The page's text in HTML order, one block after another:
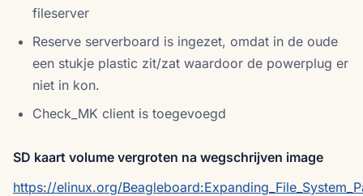
fileserver
Reserve serverboard is ingezet, omdat in de oude
een stukje plastic zit/zat waardoor de powerplug er
niet in kon.
Check_MK client is toegevoegd
SD kaart volume vergroten na wegschrijven image
https://elinux.org/